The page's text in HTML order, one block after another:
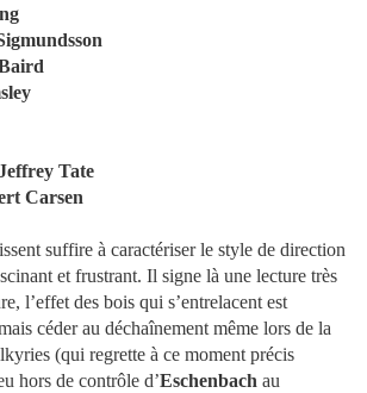
Tate
Carsen
suffire à caractériser le style de direction
et frustrant. Il signe là une lecture très
l’effet des bois qui s’entrelacent est
céder au déchaînement même lors de la
(qui regrette à ce moment précis
hors de contrôle d’Eschenbach au